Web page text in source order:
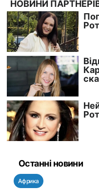
Останні новини
Африка